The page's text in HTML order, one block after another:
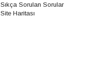
Sıkça Sorulan Sorular
Site Haritası